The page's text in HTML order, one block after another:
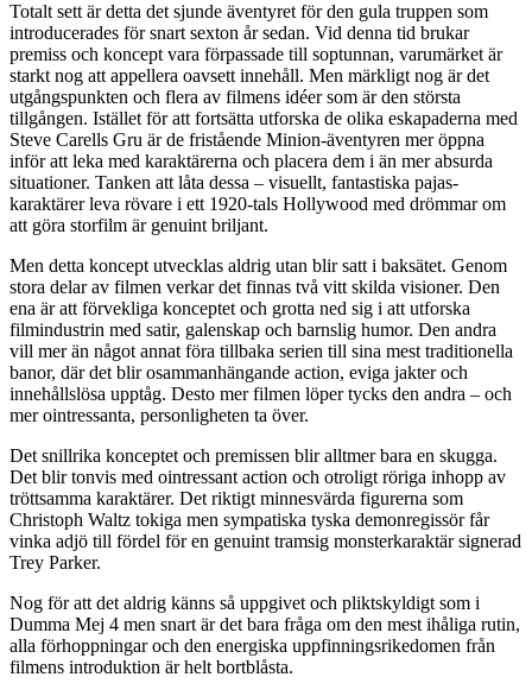
Totalt sett är detta det sjunde äventyret för den gula truppen som
introducerades för snart sexton år sedan. Vid denna tid brukar
premiss och koncept vara förpassade till soptunnan, varumärket är
starkt nog att appellera oavsett innehåll. Men märkligt nog är det
utgångspunkten och flera av filmens idéer som är den största
tillgången. Istället för att fortsätta utforska de olika eskapaderna med
Steve Carells Gru är de fristående Minion-äventyren mer öppna
inför att leka med karaktärerna och placera dem i än mer absurda
situationer. Tanken att låta dessa – visuellt, fantastiska pajas-
karaktärer leva rövare i ett 1920-tals Hollywood med drömmar om
att göra storfilm är genuint briljant.
Men detta koncept utvecklas aldrig utan blir satt i baksätet. Genom
stora delar av filmen verkar det finnas två vitt skilda visioner. Den
ena är att förvekliga konceptet och grotta ned sig i att utforska
filmindustrin med satir, galenskap och barnslig humor. Den andra
vill mer än något annat föra tillbaka serien till sina mest traditionella
banor, där det blir osammanhängande action, eviga jakter och
innehållslösa upptåg. Desto mer filmen löper tycks den andra – och
mer ointressanta, personligheten ta över.
Det snillrika konceptet och premissen blir alltmer bara en skugga.
Det blir tonvis med ointressant action och otroligt röriga inhopp av
tröttsamma karaktärer. Det riktigt minnesvärda figurerna som
Christoph Waltz tokiga men sympatiska tyska demonregissör får
vinka adjö till fördel för en genuint tramsig monsterkaraktär signerad
Trey Parker.
Nog för att det aldrig känns så uppgivet och pliktskyldigt som i
Dumma Mej 4 men snart är det bara fråga om den mest ihåliga rutin,
alla förhoppningar och den energiska uppfinningsrikedomen från
filmens introduktion är helt bortblåsta.